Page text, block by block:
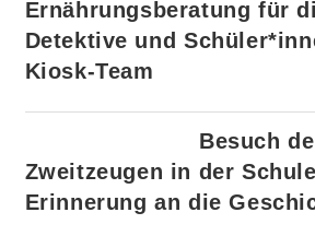
Ernährungsberatung für
Detektive und
Kiosk-Team
Besuch
Zweitzeugen in der
Erinnerung an die